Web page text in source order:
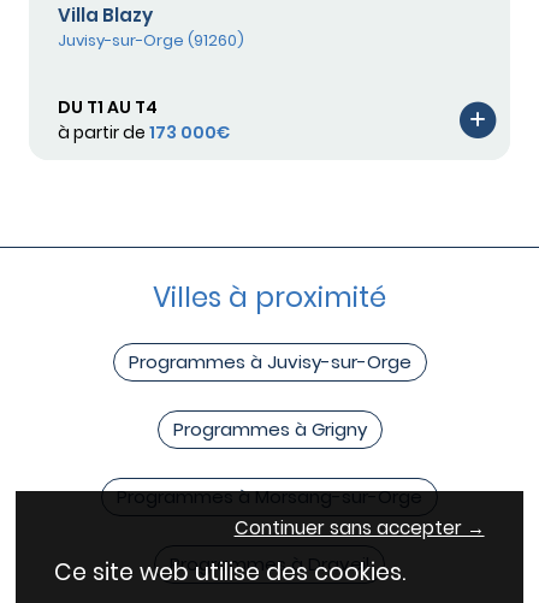
Villa Blazy
Juvisy-sur-Orge (91260)
DU T1 AU T4
à partir de 173 000€
Villes à proximité
Programmes à Juvisy-sur-Orge
Programmes à Grigny
Programmes à Morsang-sur-Orge
Programmes à Draveil
Continuer sans accepter →
Ce site web utilise des cookies.